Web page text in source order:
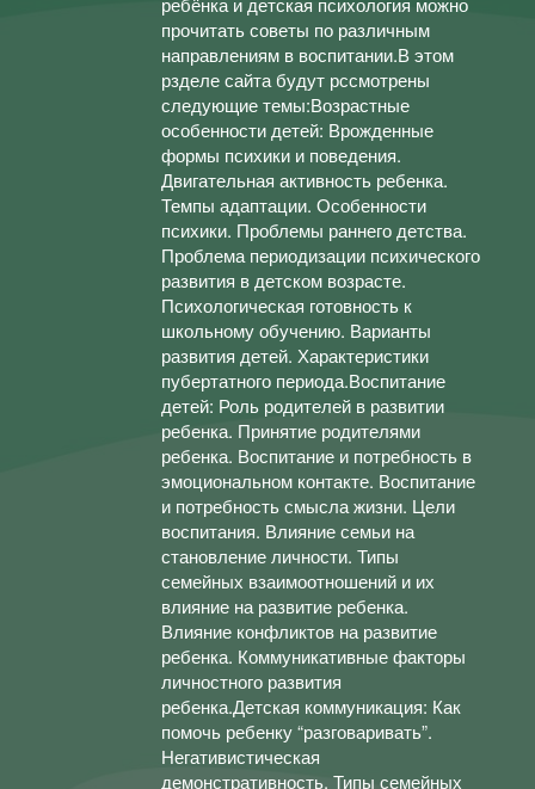
прочитать советы по различным
направлениям в воспитании.В этом
рзделе сайта будут рссмотрены
следующие темы:Возрастные
особенности детей: Врожденные
формы психики и поведения.
Двигательная активность ребенка.
Темпы адаптации. Особенности
психики. Проблемы раннего детства.
Проблема периодизации психического
развития в детском возрасте.
Психологическая готовность к
школьному обучению. Варианты
развития детей. Характеристики
пубертатного периода.Воспитание
детей: Роль родителей в развитии
ребенка. Принятие родителями
ребенка. Воспитание и потребность в
эмоциональном контакте. Воспитание
и потребность смысла жизни. Цели
воспитания. Влияние семьи на
становление личности. Типы
семейных взаимоотношений и их
влияние на развитие ребенка.
Влияние конфликтов на развитие
ребенка. Коммуникативные факторы
личностного развития
ребенка.Детская коммуникация: Как
помочь ребенку “разговаривать”.
Негативистическая
демонстративность. Типы семейных